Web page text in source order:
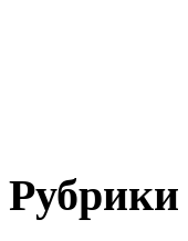
Рубрики